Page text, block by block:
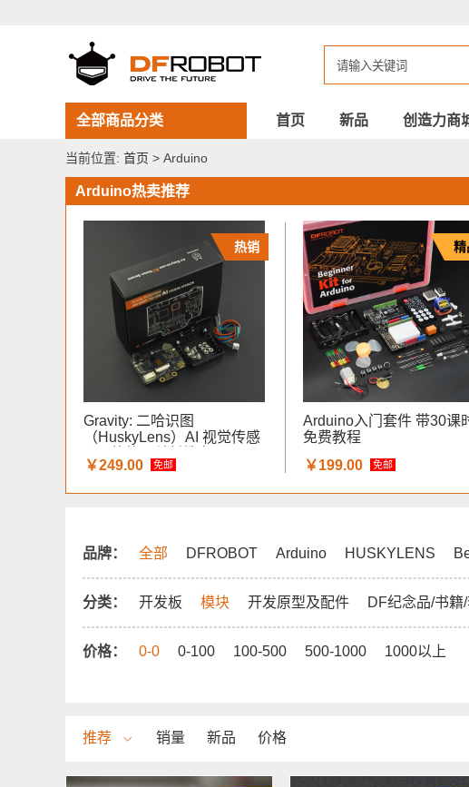
全部商品分类 首页 新品 创造力商
当前位置: 首页 > Arduino
Arduino热卖推荐
热销
Gravity: 二哈识图
（HuskyLens）AI 视觉传感
￥249.00 免邮
精
Arduino入门套件 带30课
免费教程
￥199.00
免邮
品牌： 全部 DFROBOT Arduino HUSKYLENS
分类： 开发板 模块 开发原型及配件 DF纪念品/书籍
价格： 0-0 0-100 100-500 500-1000
1000以上
推荐 销量 新品 价格